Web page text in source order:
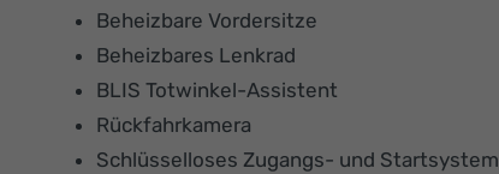
Beheizbare Vordersitze
Beheizbares Lenkrad
BLIS Totwinkel-Assistent
Rückfahrkamera
Schlüsselloses Zugangs- und Startsystem